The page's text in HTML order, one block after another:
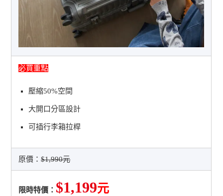
必買重點
壓縮50%空間
大開口分區設計
可插行李箱拉桿
原價：$1,990元
限時特價： $1,199元